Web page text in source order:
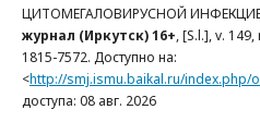
ЦИТОМЕГАЛОВИРУСНОЙ
журнал (Иркутск) 16+, [S.l.], v.
1815-7572. Доступно на:
<http://smj.ismu.baikal.ru/index.php/
доступа: 08 авг. 2026